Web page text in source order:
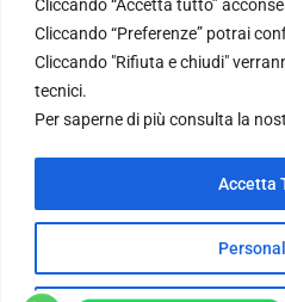
Cliccando “Accetta tutto”
Cliccando “Preferenze” potrai
Cliccando "Rifiuta e chiudi"
tecnici.
Per saperne di più consulta la
Accetta
Inserisci la tua Email per
© 2023 All Rights